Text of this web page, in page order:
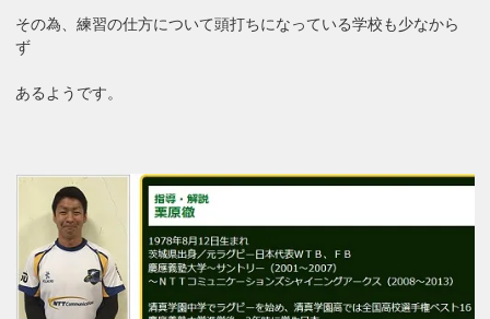
その為、練習の仕方について頭打ちになっている学校も少なから
ず
あるようです。